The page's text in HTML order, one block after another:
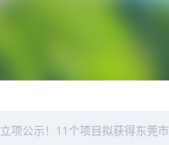
立项公示！11个项目拟获得东莞